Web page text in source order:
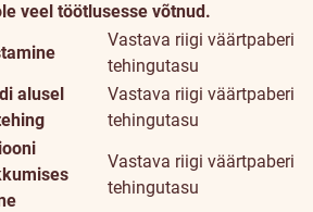
veel töötlusesse võtnud.
Vastava riigi väärtpaberi
tehingutasu
alusel
Vastava riigi väärtpaberi
tehingutasu
Vastava riigi väärtpaberi
tehingutasu